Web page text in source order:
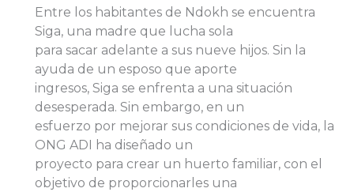
Entre los habitantes de Ndokh se encuentra
Siga, una madre que lucha sola
para sacar adelante a sus nueve hijos. Sin la
ayuda de un esposo que aporte
ingresos, Siga se enfrenta a una situación
desesperada. Sin embargo, en un
esfuerzo por mejorar sus condiciones de vida, la
ONG ADI ha diseñado un
proyecto para crear un huerto familiar, con el
objetivo de proporcionarles una